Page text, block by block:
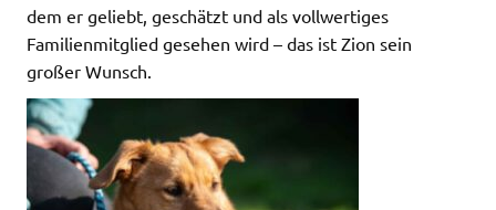
dem er geliebt, geschätzt und als vollwertiges
Familienmitglied gesehen wird – das ist Zion sein
großer Wunsch.